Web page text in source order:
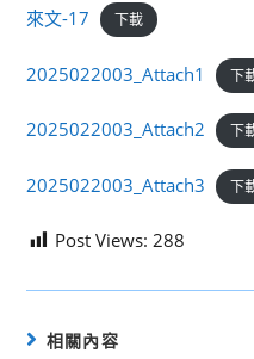
來文-17 下載
2025022003_Attach1 下
2025022003_Attach2 下
2025022003_Attach3 下
Post Views: 288
相關內容